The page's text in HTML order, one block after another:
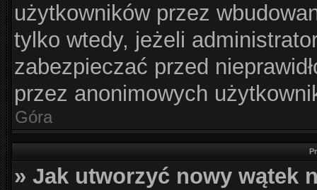
użytkowników przez
tylko wtedy, jeżeli
zabezpieczać przed
przez anonimowych
Góra
» Jak utworzyć nowy wątek